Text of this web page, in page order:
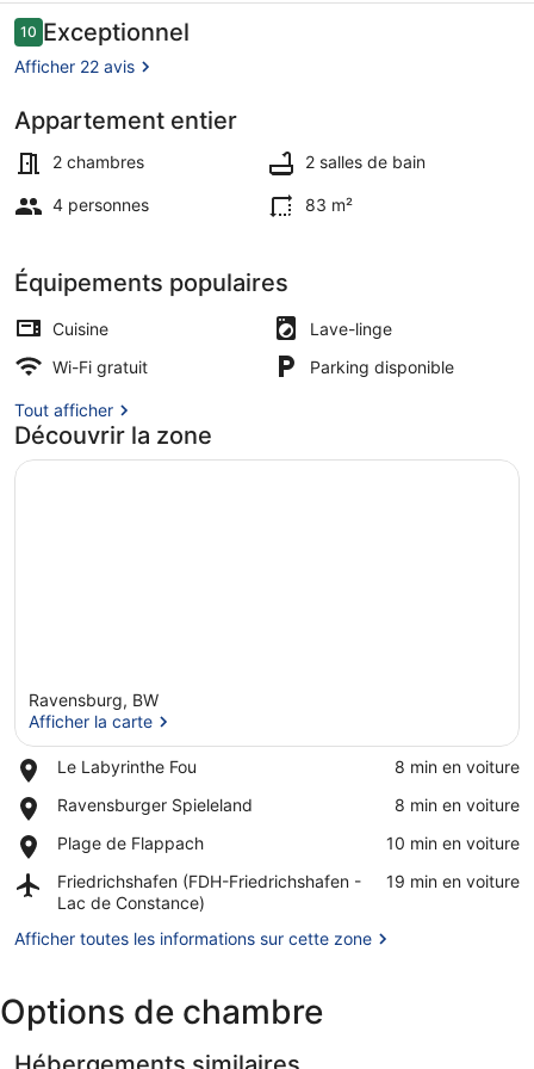
im
Grünen,
Natur
Avis
voyageurs
1010 sur 10
Exceptionnel
Afficher 22 avis
Appartement entier
2 chambres 2 salles de bain
4 personnes 83 m²
Équipements populaires
Cuisine
Lave-linge
Wi-Fi gratuit
Parking disponible
Tout afficher
Découvrir la zone
Ravensburg, BW
Afficher la carte
Le Labyrinthe Fou
Place,
Labyrinthe
‪8 min en voiture‬
Ravensburger Spieleland
Place,
Spieleland
‪8 min en voiture‬
Plage de Flappach
Place,
de
Flappach
‪10 min en voiture‬
Friedrichshafen (FDH-Friedrichshafen -
Lac de Constance)
Airport,
Friedrichshafen
Friedrichshafen
de
Constance)
‪19 min en voiture‬
Afficher toutes les informations sur cette zone
Options de chambre